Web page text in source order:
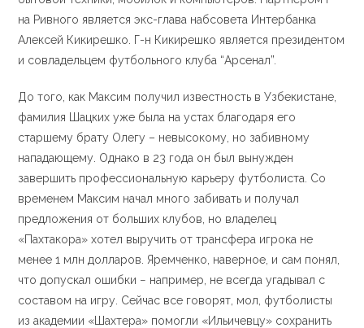
на Ривного является экс-глава набсовета Интербанка
Алексей Кикирешко. Г-н Кикирешко является президентом
и совладельцем футбольного клуба “Арсенал”.
До того, как Максим получил известность в Узбекистане,
фамилия Шацких уже была на устах благодаря его
старшему брату Олегу – невысокому, но забивному
нападающему. Однако в 23 года он был вынужден
завершить профессиональную карьеру футболиста. Со
временем Максим начал много забивать и получал
предложения от больших клубов, но владелец
«Пахтакора» хотел выручить от трансфера игрока не
менее 1 млн долларов. Яремченко, наверное, и сам понял,
что допускал ошибки − например, не всегда угадывал с
составом на игру. Сейчас все говорят, мол, футболисты
из академии «Шахтера» помогли «Ильичевцу» сохранить